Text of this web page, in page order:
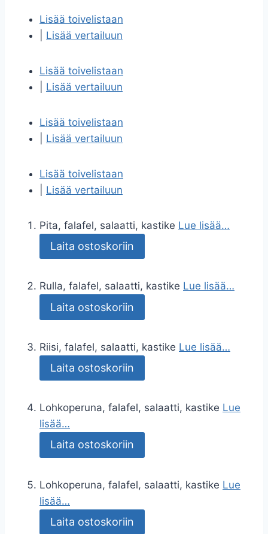
Lisää toivelistaan
Lisää vertailuun
Lisää toivelistaan
Lisää vertailuun
Lisää toivelistaan
Lisää vertailuun
Lisää toivelistaan
Lisää vertailuun
Pita, falafel, salaatti, kastike Lue lisää…
Laita ostoskoriin
Rulla, falafel, salaatti, kastike Lue lisää…
Laita ostoskoriin
Riisi, falafel, salaatti, kastike Lue lisää…
Laita ostoskoriin
Lohkoperuna, falafel, salaatti, kastike Lue
lisää…
Laita ostoskoriin
Lohkoperuna, falafel, salaatti, kastike Lue
lisää…
Laita ostoskoriin